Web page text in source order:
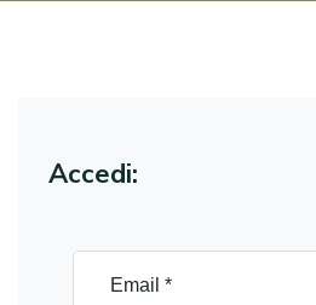
Accedi: